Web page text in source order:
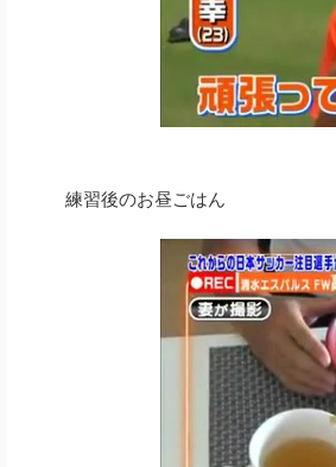
練習後のお昼ごはん